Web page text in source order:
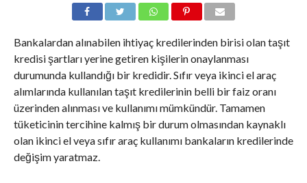
Bankalardan alınabilen ihtiyaç kredilerinden birisi olan taşıt
kredisi şartları yerine getiren kişilerin onaylanması
durumunda kullandığı bir kredidir. Sıfır veya ikinci el araç
alımlarında kullanılan taşıt kredilerinin belli bir faiz oranı
üzerinden alınması ve kullanımı mümkündür. Tamamen
tüketicinin tercihine kalmış bir durum olmasından kaynaklı
olan ikinci el veya sıfır araç kullanımı bankaların kredilerinde
değişim yaratmaz.